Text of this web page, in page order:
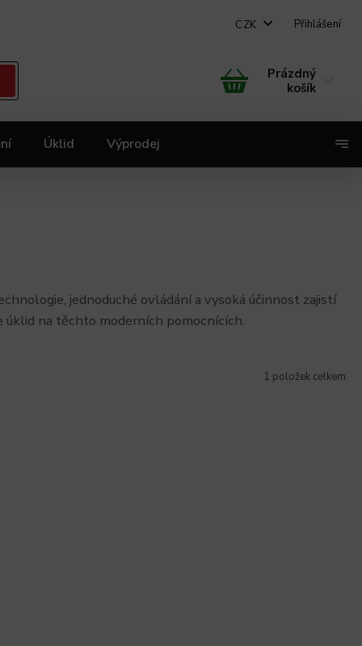
CZK Přihlášení
Prázdný
košík
Úklid Výprodej
jednoduché ovládání a vysoká účinnost zajistí
úklid na těchto moderních pomocnících.
1 položek celkem